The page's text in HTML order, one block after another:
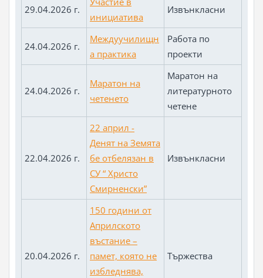
29.04.2026 г.
инициатива
Извънкласни
24.04.2026 г.
Междуучилищн
а практика
Работа по
проекти
24.04.2026 г.
Маратон на
четенето
Маратон на
литературното
четене
22.04.2026 г.
22 април -
Денят на Земята
бе отбелязан в
СУ “ Христо
Смирненски”
Извънкласни
20.04.2026 г.
150 години от
Априлското
въстание –
памет, която не
избледнява,
Тържества